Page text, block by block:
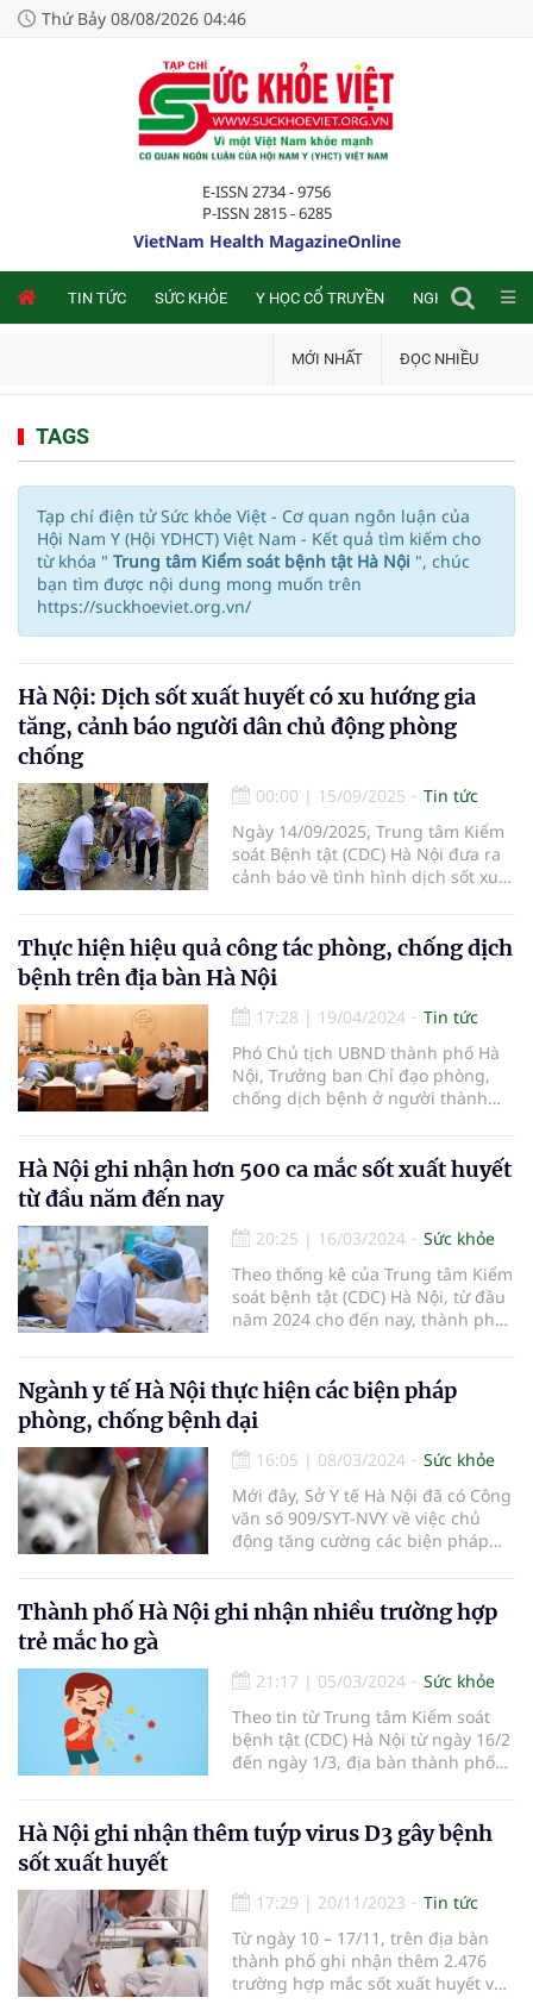
Thứ Bảy 08/08/2026 04:46
E-ISSN 2734 - 9756
P-ISSN 2815 - 6285
VietNam Health MagazineOnline
TIN TỨC SỨC KHỎE Y HỌC CỔ TRUYỀN NGHIÊN CỨU
MỚI NHẤT ĐỌC NHIỀU
TAGS
Tạp chí điện tử Sức khỏe Việt - Cơ quan ngôn luận của
Hội Nam Y (Hội YDHCT) Việt Nam - Kết quả tìm kiếm cho
từ khóa " Trung tâm Kiểm soát bệnh tật Hà Nội ", chúc
bạn tìm được nội dung mong muốn trên
https://suckhoeviet.org.vn/
Hà Nội: Dịch sốt xuất huyết có xu hướng gia
tăng, cảnh báo người dân chủ động phòng
chống
00:00 | 15/09/2025
Tin tức
Ngày 14/09/2025, Trung tâm Kiểm
soát Bệnh tật (CDC) Hà Nội đưa ra
cảnh báo về tình hình dịch sốt xuất
thống kê mới nhất, số ca mắc bệnh
và các ổ dịch đang tăng lên đáng
kể, làm dấy lên lo ngại về nguy cơ
dịch bệnh lây lan rộng nếu không
có biện pháp kiểm soát kịp thời.
Thực hiện hiệu quả công tác phòng, chống dịch
bệnh trên địa bàn Hà Nội
17:28 | 19/04/2024
Tin tức
Phó Chủ tịch UBND thành phố Hà
Nội, Trưởng ban Chỉ đạo phòng,
chống dịch bệnh ở người thành
huyện, thị xã về công tác phòng,
chống dịch bệnh trên địa bàn
Hà Nội ghi nhận hơn 500 ca mắc sốt xuất huyết
từ đầu năm đến nay
20:25 | 16/03/2024
Sức khỏe
Theo thống kê của Trung tâm Kiểm
soát bệnh tật (CDC) Hà Nội, từ đầu
năm 2024 cho đến nay, thành phố
kỳ năm 2023.
Ngành y tế Hà Nội thực hiện các biện pháp
phòng, chống bệnh dại
16:05 | 08/03/2024
Sức khỏe
Mới đây, Sở Y tế Hà Nội đã có Công
văn số 909/SYT-NVY về việc chủ
động tăng cường các biện pháp
Thành phố Hà Nội ghi nhận nhiều trường hợp
trẻ mắc ho gà
21:17 | 05/03/2024
Sức khỏe
Theo tin từ Trung tâm Kiểm soát
bệnh tật (CDC) Hà Nội từ ngày 16/2
đến ngày 1/3, địa bàn thành phố
Hà Nội ghi nhận thêm tuýp virus D3 gây bệnh
sốt xuất huyết
17:29 | 20/11/2023
Tin tức
Từ ngày 10 – 17/11, trên địa bàn
thành phố ghi nhận thêm 2.476
trường hợp mắc sốt xuất huyết và